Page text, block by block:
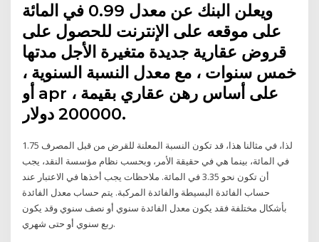
ويعلن البنك عن معدل 0.99 في المائة
على موقعه على الإنترنت للحصول على
قروض عقارية جديدة متغيرة الأجل مدتها
خمس سنوات ، مع معدل النسبة السنوية ،
أو apr ، على أساس رهن عقاري بقيمة
200000 دولار.
لذا، في مثالنا هذا، قد تكون النسبة المعلنة للقرض من قبل المصرف 1.75
في المائة، بينما هي في حقيقة الأمر، وبحسب نظام مؤسسة النقد، يجب
أن تكون نحو 3.35 في المائة. ملاحظات يجب أخذها في الاعتبار عند
حساب الفائدة البسيطة والفائدة المركبة. يتم حساب معدل الفائدة
بأشكال مختلفة فقد يكون معدل الفائدة سنوي أو نصف سنوي وقد يكون
ربع سنوي أو حتى شهري.